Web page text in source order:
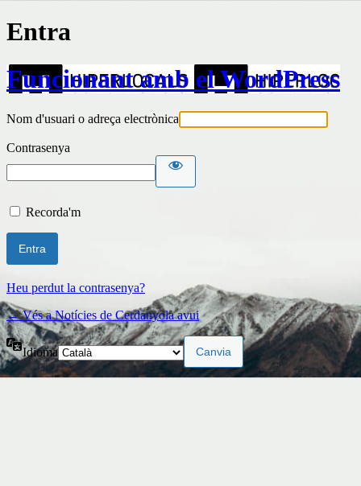
Entra
Funcionant amb el WordPress
Nom d'usuari o adreça electrònica
Contrasenya
Recorda'm
Heu perdut la contrasenya?
← Vés a Notícies de Cerdanyola avui
Idioma